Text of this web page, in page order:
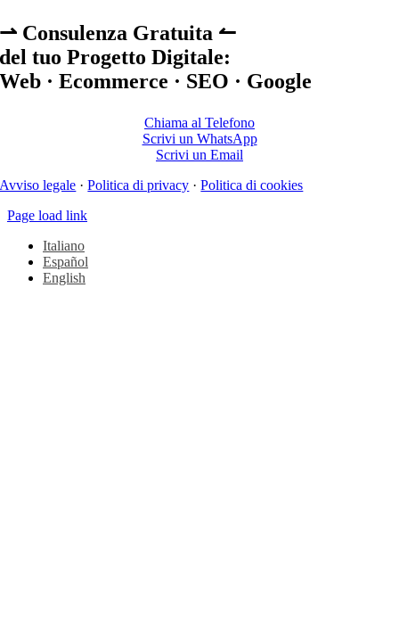
⇀ Consulenza Gratuita ↼
del tuo Progetto Digitale:
Web · Ecommerce · SEO · Google
Chiama al Telefono
Scrivi un WhatsApp
Scrivi un Email
Avviso legale ·Politica di privacy ·Politica di cookies
Page load link
Italiano
Español
English